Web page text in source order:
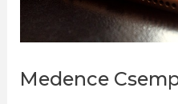
Medence